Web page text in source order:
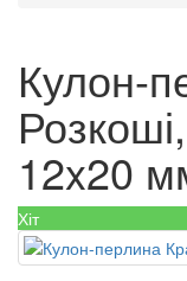
Кулон-
12x20
Хіт